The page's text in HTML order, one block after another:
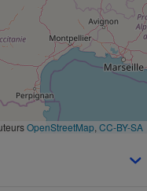
OpenStreetMap CC-BY-SA
Complément
alimentaire
Assurance emprunteur
électroménager -
Mutuelle